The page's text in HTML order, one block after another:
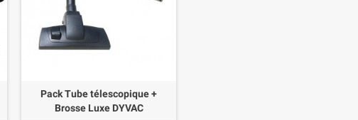
Pack Tube télescopique +
Brosse Luxe DYVAC